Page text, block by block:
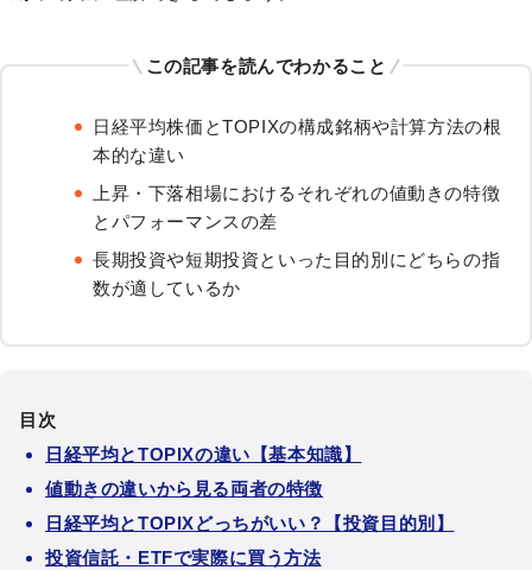
この記事を読んでわかること
日経平均株価とTOPIXの構成銘柄や計算方法の根
本的な違い
上昇・下落相場におけるそれぞれの値動きの特徴
とパフォーマンスの差
長期投資や短期投資といった目的別にどちらの指
数が適しているか
目次
日経平均とTOPIXの違い【基本知識】
値動きの違いから見る両者の特徴
日経平均とTOPIXどっちがいい？【投資目的別】
投資信託・ETFで実際に買う方法